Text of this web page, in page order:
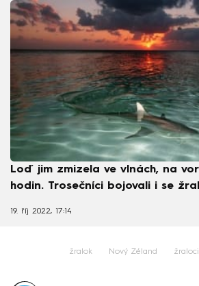
Loď jim zmizela ve vlnách, na
hodin. Trosečníci bojovali i se
19. říj 2022, 17:14
žralok Nový Zéland žraloci